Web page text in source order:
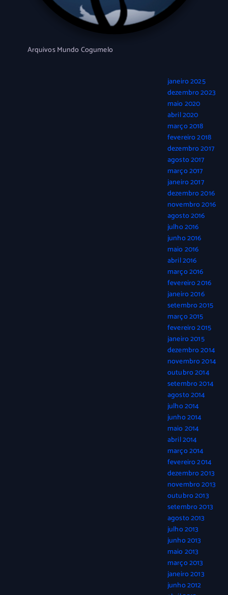
Arquivos Mundo Cogumelo
janeiro 2025
dezembro 2023
maio 2020
abril 2020
março 2018
fevereiro 2018
dezembro 2017
agosto 2017
março 2017
janeiro 2017
dezembro 2016
novembro 2016
agosto 2016
julho 2016
junho 2016
maio 2016
abril 2016
março 2016
fevereiro 2016
janeiro 2016
setembro 2015
março 2015
fevereiro 2015
janeiro 2015
dezembro 2014
novembro 2014
outubro 2014
setembro 2014
agosto 2014
julho 2014
junho 2014
maio 2014
abril 2014
março 2014
fevereiro 2014
dezembro 2013
novembro 2013
outubro 2013
setembro 2013
agosto 2013
julho 2013
junho 2013
maio 2013
março 2013
janeiro 2013
junho 2012